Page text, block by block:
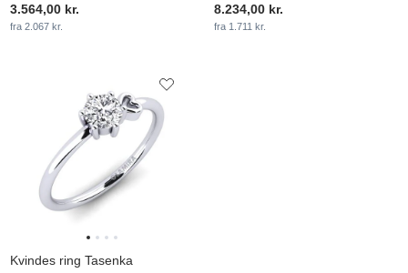
3.564,00 kr.
fra 2.067 kr.
8.234,00 kr.
fra 1.711 kr.
Kvindes ring Tasenka